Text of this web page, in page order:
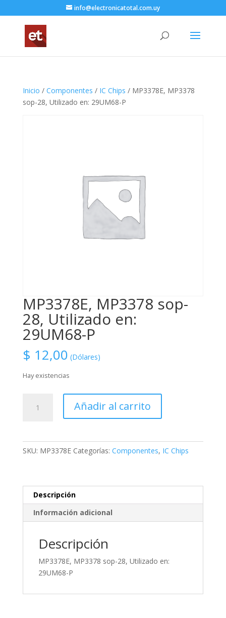
info@electronicatotal.com.uy
Inicio / Componentes / IC Chips / MP3378E, MP3378
sop-28, Utilizado en: 29UM68-P
MP3378E, MP3378 sop-
28, Utilizado en:
29UM68-P
$ 12,00 (Dólares)
Hay existencias
MP3378
cantidad
Añadir al carrito
SKU: MP3378E Categorías: Componentes, IC Chips
Descripción
Información adicional
Descripción
MP3378E, MP3378 sop-28, Utilizado en:
29UM68-P